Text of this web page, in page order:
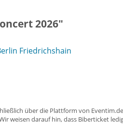
2026"
Friedrichshain
über die Plattform von
weisen darauf hin, dass Biberticket